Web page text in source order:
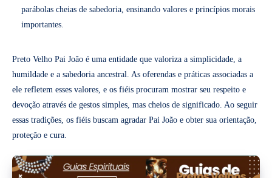
parábolas cheias de sabedoria, ensinando valores e princípios morais
importantes.
Preto Velho Pai João é uma entidade que valoriza a simplicidade, a
humildade e a sabedoria ancestral. As oferendas e práticas associadas a
ele refletem esses valores, e os fiéis procuram mostrar seu respeito e
devoção através de gestos simples, mas cheios de significado. Ao seguir
essas tradições, os fiéis buscam agradar Pai João e obter sua orientação,
proteção e cura.